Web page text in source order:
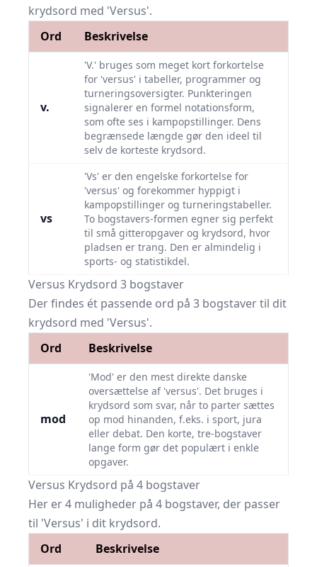
krydsord med 'Versus'.
Ord
Beskrivelse
v.
'V.' bruges som meget kort forkortelse
for 'versus' i tabeller, programmer og
turneringsoversigter. Punkteringen
signalerer en formel notationsform,
som ofte ses i kampopstillinger. Dens
begrænsede længde gør den ideel til
selv de korteste krydsord.
vs
'Vs' er den engelske forkortelse for
'versus' og forekommer hyppigt i
kampopstillinger og turneringstabeller.
To bogstavers-formen egner sig perfekt
til små gitteropgaver og krydsord, hvor
pladsen er trang. Den er almindelig i
sports- og statistikdel.
Versus Krydsord 3 bogstaver
Der findes ét passende ord på 3 bogstaver til dit
krydsord med 'Versus'.
Ord
Beskrivelse
mod
'Mod' er den mest direkte danske
oversættelse af 'versus'. Det bruges i
krydsord som svar, når to parter sættes
op mod hinanden, f.eks. i sport, jura
eller debat. Den korte, tre-bogstaver
lange form gør det populært i enkle
opgaver.
Versus Krydsord på 4 bogstaver
Her er 4 muligheder på 4 bogstaver, der passer
til 'Versus' i dit krydsord.
Ord
Beskrivelse